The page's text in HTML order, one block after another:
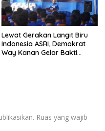
Lewat Gerakan Langit Biru
Indonesia ASRI, Demokrat
Way Kanan Gelar Bakti
Ruas yang wajib